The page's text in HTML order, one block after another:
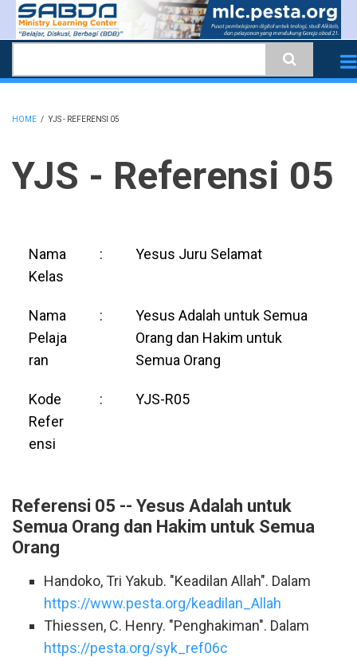
Skip
content
HOME / YJS - REFERENSI 05
YJS - Referensi 05
Nama
Kelas
: Yesus Juru Selamat
Nama
Pelaja
ran
:
Yesus Adalah untuk Semua
Orang dan Hakim untuk
Semua Orang
Kode
Refer
ensi
: YJS-R05
Referensi 05 -- Yesus Adalah untuk
Semua Orang dan Hakim untuk Semua
Orang
Handoko, Tri Yakub. "Keadilan Allah". Dalam
https://www.pesta.org/keadilan_Allah
Thiessen, C. Henry. "Penghakiman". Dalam
https://pesta.org/syk_ref06c